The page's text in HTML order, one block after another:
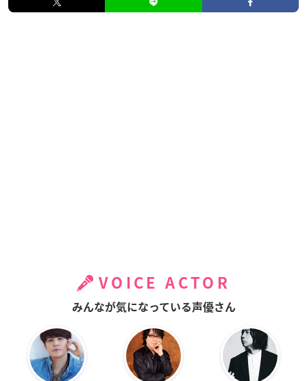
VOICE ACTOR
みんなが気になっている声優さん